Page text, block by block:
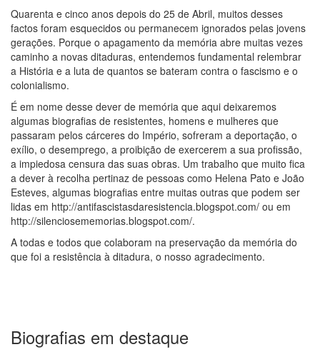
Quarenta e cinco anos depois do 25 de Abril, muitos desses
factos foram esquecidos ou permanecem ignorados pelas jovens
gerações. Porque o apagamento da memória abre muitas vezes
caminho a novas ditaduras, entendemos fundamental relembrar
a História e a luta de quantos se bateram contra o fascismo e o
colonialismo.
É em nome desse dever de memória que aqui deixaremos
algumas biografias de resistentes, homens e mulheres que
passaram pelos cárceres do Império, sofreram a deportação, o
exílio, o desemprego, a proibição de exercerem a sua profissão,
a impiedosa censura das suas obras. Um trabalho que muito fica
a dever à recolha pertinaz de pessoas como Helena Pato e João
Esteves, algumas biografias entre muitas outras que podem ser
lidas em http://antifascistasdaresistencia.blogspot.com/ ou em
http://silenciosememorias.blogspot.com/.
A todas e todos que colaboram na preservação da memória do
que foi a resistência à ditadura, o nosso agradecimento.
Biografias em destaque